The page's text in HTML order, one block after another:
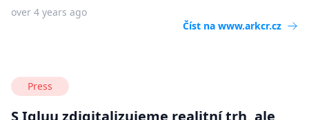
over 4 years ago
Číst na www.arkcr.cz
Press
S Igluu zdigitalizujeme realitní trh, ale